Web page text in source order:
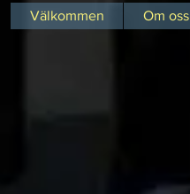
Välkommen Om oss